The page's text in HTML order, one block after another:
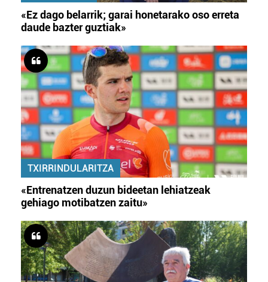
«Ez dago belarrik; garai honetarako oso erreta
daude bazter guztiak»
TXIRRINDULARITZA
«Entrenatzen duzun bideetan lehiatzeak
gehiago motibatzen zaitu»